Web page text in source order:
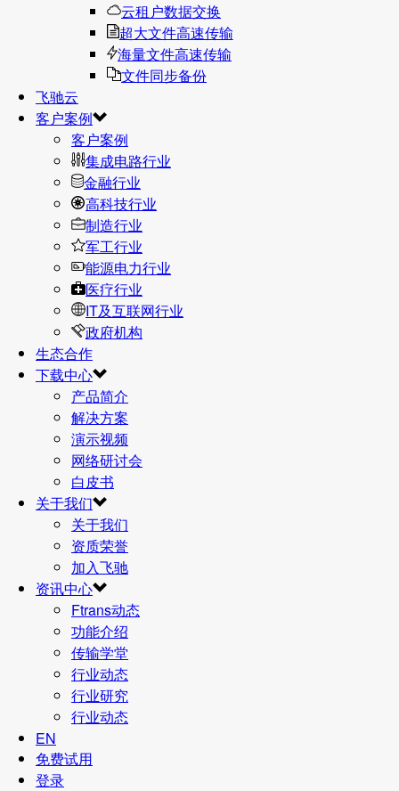
云租户数据交换
超大文件高速传输
海量文件高速传输
文件同步备份
飞驰云
客户案例
客户案例
集成电路行业
金融行业
高科技行业
制造行业
军工行业
能源电力行业
医疗行业
IT及互联网行业
政府机构
生态合作
下载中心
产品简介
解决方案
演示视频
网络研讨会
白皮书
关于我们
关于我们
资质荣誉
加入飞驰
资讯中心
Ftrans动态
功能介绍
传输学堂
行业动态
行业研究
行业动态
EN
免费试用
登录